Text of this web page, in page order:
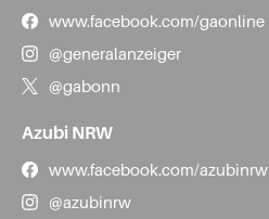
www.facebook.com/gaonline
@generalanzeiger
@gabonn
Azubi NRW
www.facebook.com/azubinrw
@azubinrw